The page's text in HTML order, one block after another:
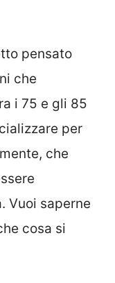
pensato
che
i 75 e gli 85
per
che
Vuoi saperne
cosa si